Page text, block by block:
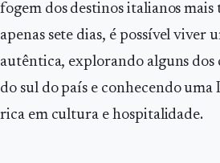
fogem dos destinos italianos
apenas sete dias, é possível viver
autêntica, explorando alguns dos
do sul do país e conhecendo
rica em cultura e hospitalidade.